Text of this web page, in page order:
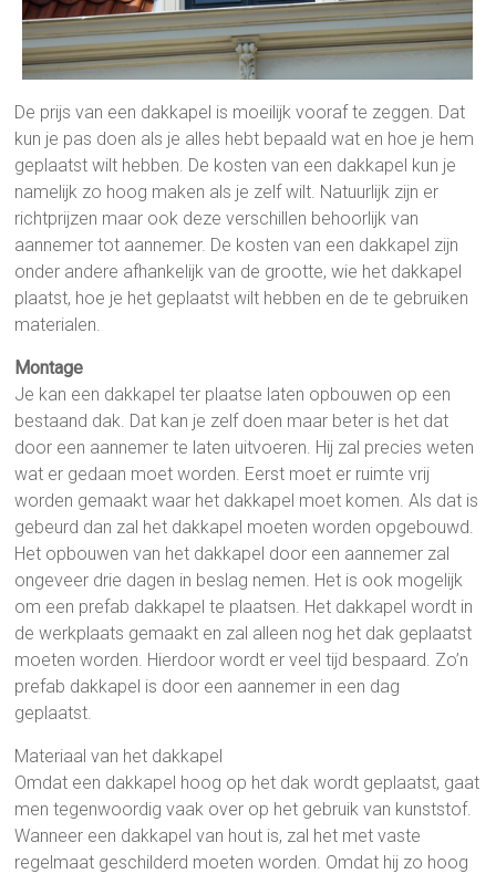
De prijs van een dakkapel is moeilijk vooraf te zeggen. Dat
kun je pas doen als je alles hebt bepaald wat en hoe je hem
geplaatst wilt hebben. De kosten van een dakkapel kun je
namelijk zo hoog maken als je zelf wilt. Natuurlijk zijn er
richtprijzen maar ook deze verschillen behoorlijk van
aannemer tot aannemer. De kosten van een dakkapel zijn
onder andere afhankelijk van de grootte, wie het dakkapel
plaatst, hoe je het geplaatst wilt hebben en de te gebruiken
materialen.
Montage
Je kan een dakkapel ter plaatse laten opbouwen op een
bestaand dak. Dat kan je zelf doen maar beter is het dat
door een aannemer te laten uitvoeren. Hij zal precies weten
wat er gedaan moet worden. Eerst moet er ruimte vrij
worden gemaakt waar het dakkapel moet komen. Als dat is
gebeurd dan zal het dakkapel moeten worden opgebouwd.
Het opbouwen van het dakkapel door een aannemer zal
ongeveer drie dagen in beslag nemen. Het is ook mogelijk
om een prefab dakkapel te plaatsen. Het dakkapel wordt in
de werkplaats gemaakt en zal alleen nog het dak geplaatst
moeten worden. Hierdoor wordt er veel tijd bespaard. Zo’n
prefab dakkapel is door een aannemer in een dag
geplaatst.
Materiaal van het dakkapel
Omdat een dakkapel hoog op het dak wordt geplaatst, gaat
men tegenwoordig vaak over op het gebruik van kunststof.
Wanneer een dakkapel van hout is, zal het met vaste
regelmaat geschilderd moeten worden. Omdat hij zo hoog